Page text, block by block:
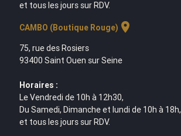
et tous les jours sur RDV.
CAMBO (Boutique Rouge) location_on
75, rue des Rosiers
93400 Saint Ouen sur Seine
Horaires :
Le Vendredi de 10h à 12h30,
Du Samedi, Dimanche et lundi de 10h à 18h,
et tous les jours sur RDV.